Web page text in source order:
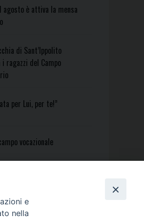
agosto è attiva la mensa
di Sant’Ippolito
ragazzi del Campo
per Lui, per te!”
vocazionale
e
nella